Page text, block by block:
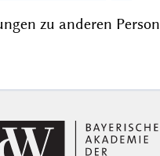
zu anderen